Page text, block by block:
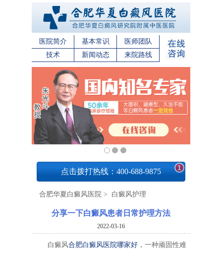
医院简介 基本常识
医师团队
技术
新闻动态 来院路线
点击拨打热线：400-688-9875 1
合肥华夏白癜风医院 > 白癜风护理
分享一下白癜风患者日常护理方法
2022-03-16
白癜风合肥白癜风医院哪家好 ，一种顽固性难